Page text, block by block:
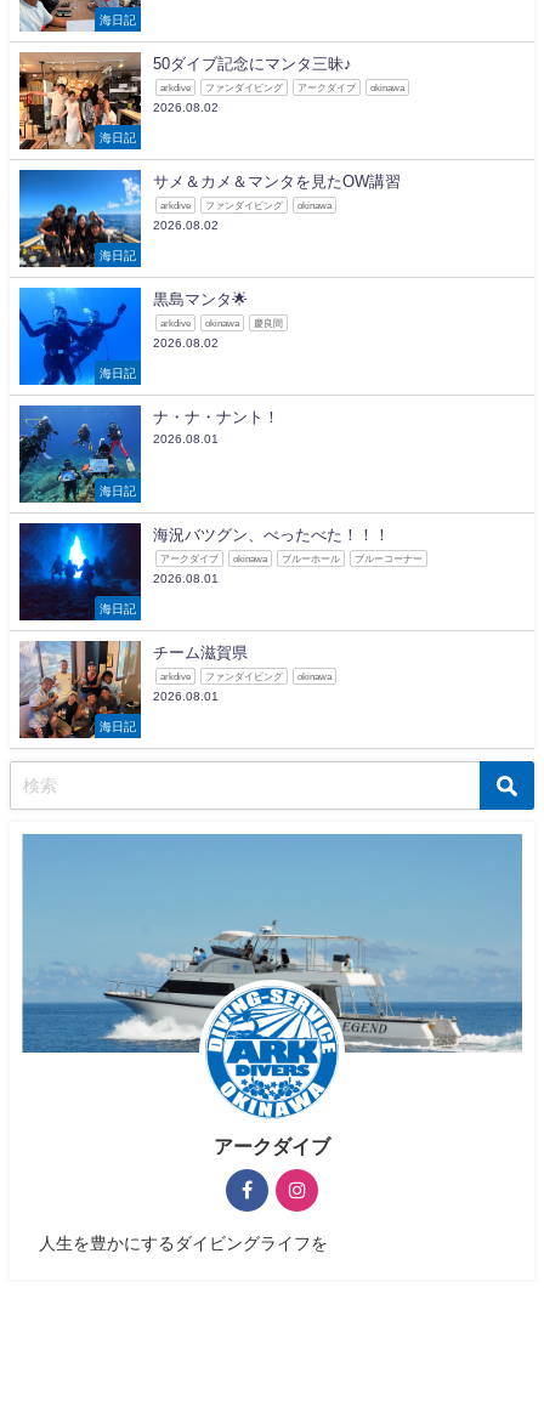
海日記
海日記
50ダイブ記念にマンタ三昧♪
arkdive ファンダイビング アークダイブ okinawa
2026.08.02
海日記
サメ＆カメ＆マンタを見たOW講習
arkdive ファンダイビング okinawa
2026.08.02
海日記
黒島マンタ🌟
arkdive okinawa 慶良間
2026.08.02
海日記
ナ・ナ・ナント！
2026.08.01
海日記
海況バツグン、べったべた！！！
アークダイブ okinawa ブルーホール ブルーコーナー
2026.08.01
海日記
チーム滋賀県
arkdive ファンダイビング okinawa
2026.08.01
アークダイブ
人生を豊かにするダイビングライフを